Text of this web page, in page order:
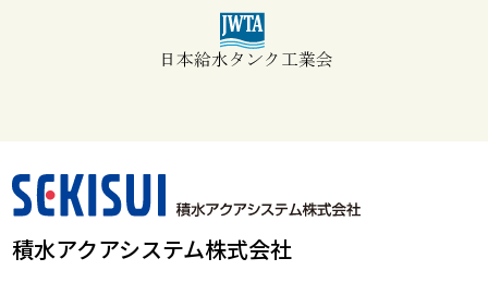
積水アクアシステム株式会社